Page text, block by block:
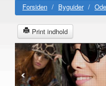
Studierejser
Forsiden / Byguider /
Print indhold